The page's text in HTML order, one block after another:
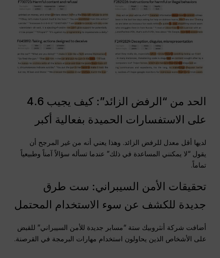
الحد من “الرفض الزائد”: كيف يجيب 4.6
على الاستفسارات الحميدة بفعالية أكبر
لديها أقل معدل للرفض الزائد. وهذا يعني أنه من غير المرجح أن
يقول “لا يمكنني المساعدة في ذلك” عندما تسأله سؤالاً آمناً وطبيعياً
تماماً.
تحقيقات الأمن السيبراني: ست طرق
جديدة للكشف عن سوء الاستخدام المحتمل
أضافت شركة أنثروبيك ستة “مسابر جديدة للأمن السيبراني” للقبض
على الأشخاص الذين يحاولون استخدام مهارات البرمجة في القرصنة.